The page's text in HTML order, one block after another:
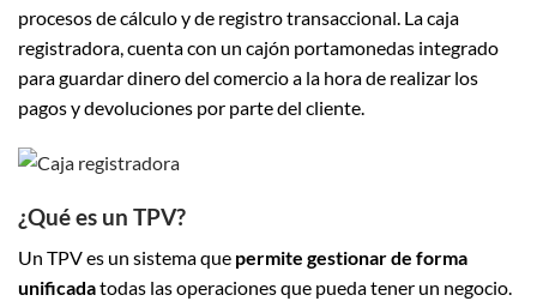
procesos de cálculo y de registro transaccional. La caja
registradora, cuenta con un cajón portamonedas integrado
para guardar dinero del comercio a la hora de realizar los
pagos y devoluciones por parte del cliente.
¿Qué es un TPV?
Un TPV es un sistema que permite gestionar de forma
unificadatodas las operaciones que pueda tener un negocio.